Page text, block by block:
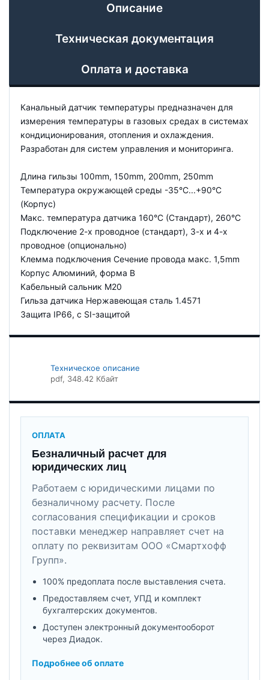
Описание
Техническая документация
Оплата и доставка
Канальный датчик температуры предназначен для
измерения температуры в газовых средах в системах
кондиционирования, отопления и охлаждения.
Разработан для систем управления и мониторинга.
Длина гильзы 100mm, 150mm, 200mm, 250mm
Температура окружающей среды -35°C...+90°C
(Корпус)
Макс. температура датчика 160°C (Стандарт), 260°C
Подключение 2-х проводное (стандарт), 3-х и 4-х
проводное (опционально)
Клемма подключения Сечение провода макс. 1,5mm
Корпус Алюминий, форма B
Кабельный сальник M20
Гильза датчика Нержавеющая сталь 1.4571
Защита IP66, c SI-защитой
Техническое описание
pdf, 348.42 Кбайт
ОПЛАТА
Безналичный расчет для
юридических лиц
Работаем с юридическими лицами по
безналичному расчету. После
согласования спецификации и сроков
поставки менеджер направляет счет на
оплату по реквизитам ООО «Смартхофф
Групп».
100% предоплата после выставления счета.
Предоставляем счет, УПД и комплект
бухгалтерских документов.
Доступен электронный документооборот
через Диадок.
Подробнее об оплате